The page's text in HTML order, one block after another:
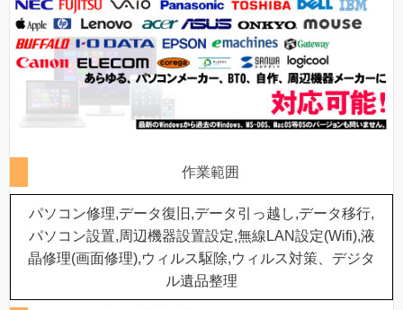
作業範囲
パソコン修理,データ復旧,データ引っ越し,データ移行,
パソコン設置,周辺機器設置設定,無線LAN設定(Wifi),液
晶修理(画面修理),ウィルス駆除,ウィルス対策、デジタ
ル遺品整理